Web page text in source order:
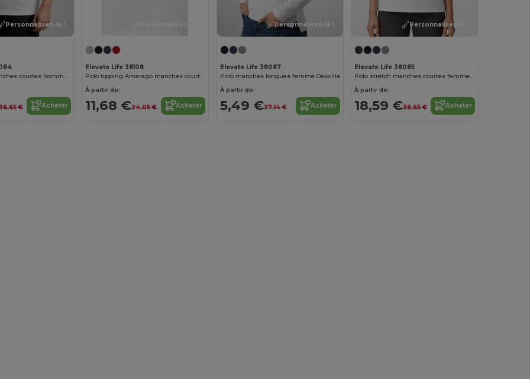
Personnalisez-le !
Polo stretch manches courtes homme Markham
€ Acheter
Personnalisez-le !
Elevate Life 38108
Polo tipping Amarago manches courtes homme
À partir de:
11,68 €24,05 € Acheter
Personnalisez-le !
Elevate Life 38087
Polo manches longues femme Oakville
À partir de:
5,49 €27,14 € Acheter
Personnalisez-le !
Elevate Life 38085
Polo stretch manches courtes femme Makham
À partir de:
18,59 €36,65 € Acheter